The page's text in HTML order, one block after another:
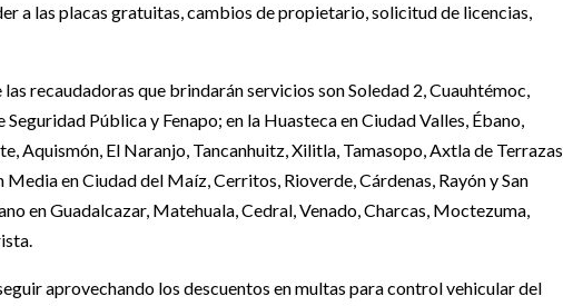
a las placas gratuitas, cambios de propietario, solicitud de licencias,
recaudadoras que brindarán servicios son Soledad 2, Cuauhtémoc,
Pública y Fenapo; en la Huasteca en Ciudad Valles, Ébano,
Aquismón, El Naranjo, Tancanhuitz, Xilitla, Tamasopo, Axtla de Terrazas
Media en Ciudad del Maíz, Cerritos, Rioverde, Cárdenas, Rayón y San
en Guadalcazar, Matehuala, Cedral, Venado, Charcas, Moctezuma,
aprovechando los descuentos en multas para control vehicular del